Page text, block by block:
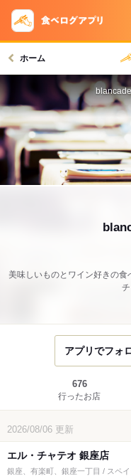
ホーム
美味しいものとワイン好きの
アプリでフォ
676
行ったお店
2026/08/06 更新
エル・チャテオ 銀座店
銀座、有楽町、銀座一丁目 / スペ